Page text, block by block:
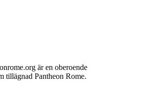
är en oberoende
tillägnad Pantheon Rome.